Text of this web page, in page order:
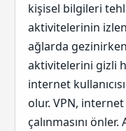
kişisel bilgileri
aktivitelerinin
ağlarda gezinirken
aktivitelerini gizli
internet
olur. VPN,
çalınmasını önler.